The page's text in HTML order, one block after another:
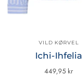
VILD KØRVEL
Ichi-Ihfelia
449,95 kr